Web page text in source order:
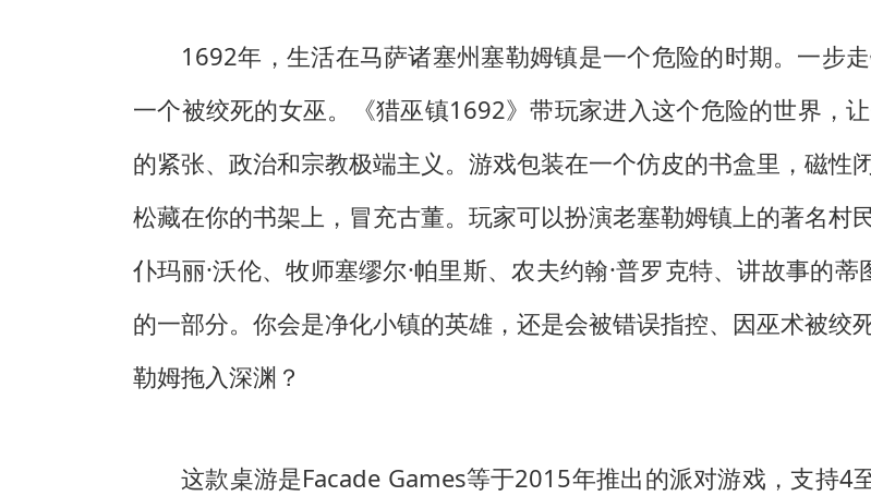
1692年，生活在马萨诸塞州塞勒姆镇是一个危险的时期。一步
一个被绞死的女巫。《猎巫镇1692》带玩家进入这个危险的世界，
的紧张、政治和宗教极端主义。游戏包装在一个仿皮的书盒里，磁性
松藏在你的书架上，冒充古董。玩家可以扮演老塞勒姆镇上的著名村
仆玛丽·沃伦、牧师塞缪尔·帕里斯、农夫约翰·普罗克特、讲故事的
的一部分。你会是净化小镇的英雄，还是会被错误指控、因巫术被绞
勒姆拖入深渊？
这款桌游是Facade Games等于2015年推出的派对游戏，支持